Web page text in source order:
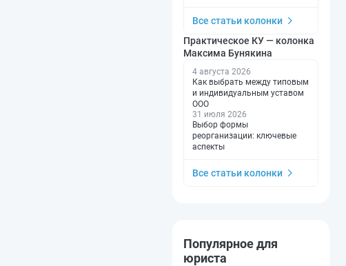
Все статьи колонки
Практическое КУ — колонка
Максима Бунякина
4 августа 2026
Как выбрать между типовым
и индивидуальным уставом
ООО
31 июля 2026
Выбор формы
реорганизации: ключевые
аспекты
Все статьи колонки
Популярное для
юриста